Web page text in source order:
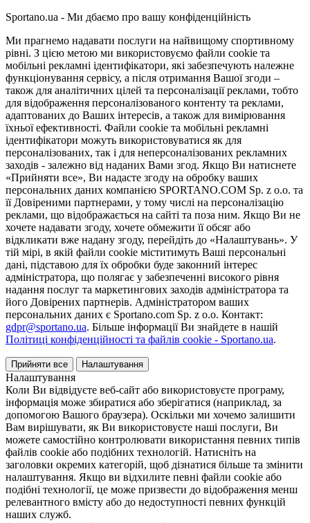
Sportano.ua - Ми дбаємо про вашу конфіденційність
Ми прагнемо надавати послуги на найвищому спортивному
рівні. З цією метою ми використовуємо файли cookie та
мобільні рекламні ідентифікатори, які забезпечують належне
функціонування сервісу, а після отримання Вашої згоди –
також для аналітичних цілей та персоналізації реклами, тобто
для відображення персоналізованого контенту та реклами,
адаптованих до Ваших інтересів, а також для вимірювання
їхньої ефективності. Файли cookie та мобільні рекламні
ідентифікатори можуть використовуватися як для
персоналізованих, так і для неперсоналізованих рекламних
заходів - залежно від наданих Вами згод. Якщо Ви натиснете
«Прийняти все», Ви надасте згоду на обробку ваших
персональних даних компанією SPORTANO.COM Sp. z o.o. та
її Довіреними партнерами, у тому числі на персоналізацію
реклами, що відображається на сайті та поза ним. Якщо Ви не
хочете надавати згоду, хочете обмежити її обсяг або
відкликати вже надану згоду, перейдіть до «Налаштувань». У
тій мірі, в якій файли cookie міститимуть Ваші персональні
дані, підставою для їх обробки буде законний інтерес
адміністратора, що полягає у забезпеченні високого рівня
надання послуг та маркетингових заходів адміністратора та
його Довірених партнерів. Адміністратором ваших
персональних даних є Sportano.com Sp. z o.o. Контакт:
gdpr@sportano.ua. Більше інформації Ви знайдете в нашій
Політиці конфіденційності та файлів cookie - Sportano.ua.
Прийняти все Налаштування
Налаштування
Коли Ви відвідуєте веб-сайт або використовуєте програму,
інформація може збиратися або зберігатися (наприклад, за
допомогою Вашого браузера). Оскільки ми хочемо залишити
Вам вирішувати, як Ви використовуєте наші послуги, Ви
можете самостійно контролювати використання певних типів
файлів cookie або подібних технологій. Натисніть на
заголовки окремих категорій, щоб дізнатися більше та змінити
налаштування. Якщо ви відхилите певні файли cookie або
подібні технології, це може призвести до відображення менш
релевантного вмісту або до недоступності певних функцій
наших служб.